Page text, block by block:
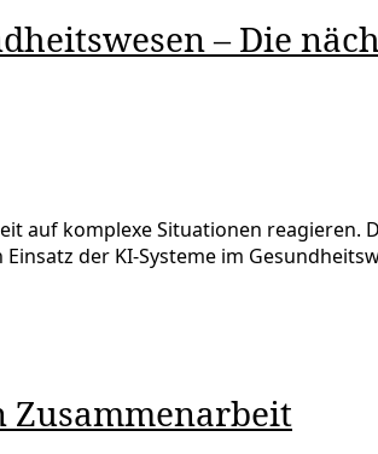
– Die
auf komplexe Situationen
der KI-Systeme im
Zusammenarbeit